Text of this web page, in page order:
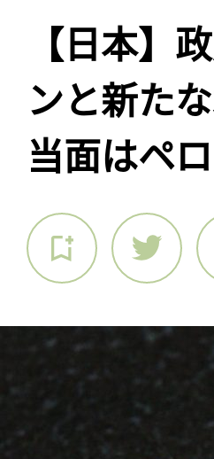
【日本】
ンと新た
当面はペ